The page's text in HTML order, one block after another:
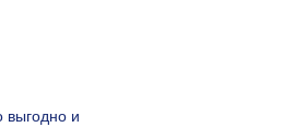
выгодно и